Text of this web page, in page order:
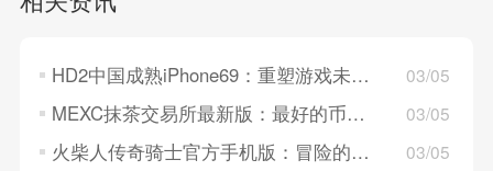
HD2中国成熟iPhone69：重塑游戏未来的新起点 03/05
MEXC抹茶交易所最新版：最好的币市交易所，值得信赖！ 03/05
火柴人传奇骑士官方手机版：冒险的动作闯关游戏，画质好！ 03/05